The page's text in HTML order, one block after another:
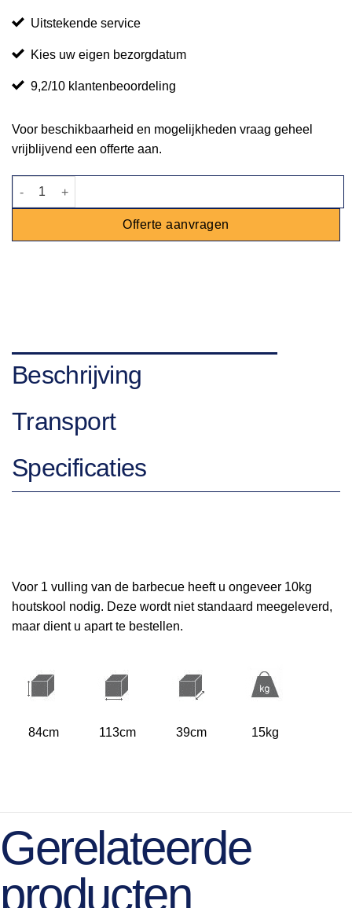
Uitstekende service
Kies uw eigen bezorgdatum
9,2/10 klantenbeoordeling
Voor beschikbaarheid en mogelijkheden vraag geheel
vrijblijvend een offerte aan.
Barbecue houtskool 113x39cm aantal
Offerte aanvragen
Beschrijving
Transport
Specificaties
Voor 1 vulling van de barbecue heeft u ongeveer 10kg
houtskool nodig. Deze wordt niet standaard meegeleverd,
maar dient u apart te bestellen.
84cm 113cm 39cm 15kg
Gerelateerde
producten